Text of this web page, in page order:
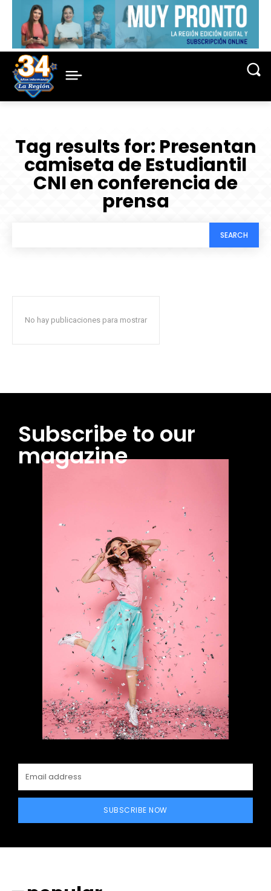
Tag results for: Presentan
camiseta de Estudiantil
CNI en conferencia de
prensa
SEARCH
No hay publicaciones para mostrar
Subscribe to our
magazine
SUBSCRIBE NOW